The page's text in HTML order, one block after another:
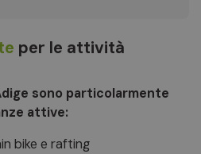
per le attività
sono particolarmente
attive:
bike e rafting